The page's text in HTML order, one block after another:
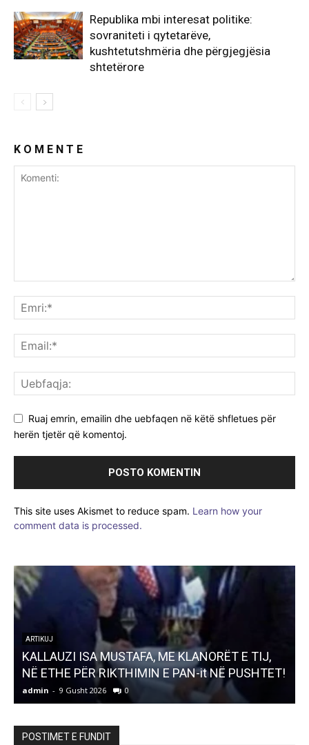
Republika mbi interesat politike:
sovraniteti i qytetarëve,
kushtetutshmëria dhe përgjegjësia
shtetërore
K O M E N T E
Ruaj emrin, emailin dhe uebfaqen në këtë shfletues për
herën tjetër që komentoj.
This site uses Akismet to reduce spam. Learn how your
comment data is processed.
ARTIKUJ
GARDIANËT E VONUAR TË KUSHTETUTËS
admin - 9 Gusht 2026 0
POSTIMET E FUNDIT